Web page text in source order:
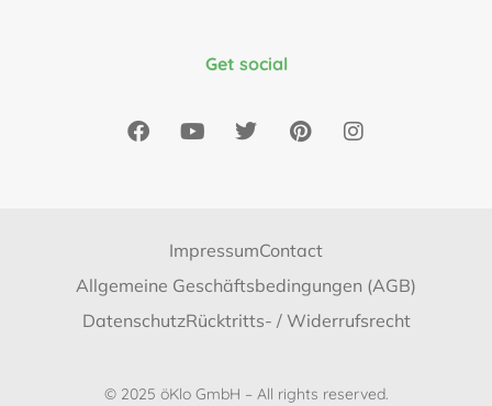
Get social
ImpressumContact
Allgemeine Geschäftsbedingungen (AGB)
DatenschutzRücktritts- / Widerrufsrecht
© 2025 öKlo GmbH – All rights reserved.